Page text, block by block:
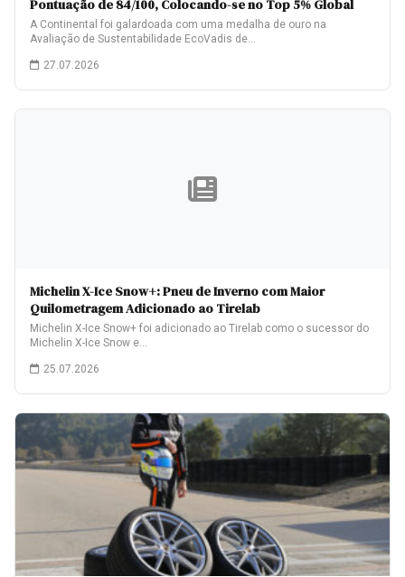
Pontuação de 84/100, Colocando-se no Top 5% Global
A Continental foi galardoada com uma medalha de ouro na
Avaliação de Sustentabilidade EcoVadis de…
27.07.2026
Michelin X-Ice Snow+: Pneu de Inverno com Maior
Quilometragem Adicionado ao Tirelab
Michelin X-Ice Snow+ foi adicionado ao Tirelab como o sucessor do
Michelin X-Ice Snow e…
25.07.2026